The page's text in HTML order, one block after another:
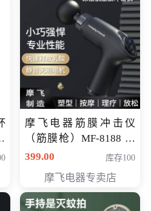
摩飞电器筋膜冲击仪
（筋膜枪）MF-8188 会
员专享价268元
399.00 库存100
摩飞电器专卖店